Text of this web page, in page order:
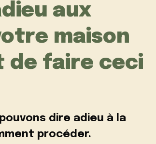
aux
maison
de faire ceci
dire adieu à la
procéder.